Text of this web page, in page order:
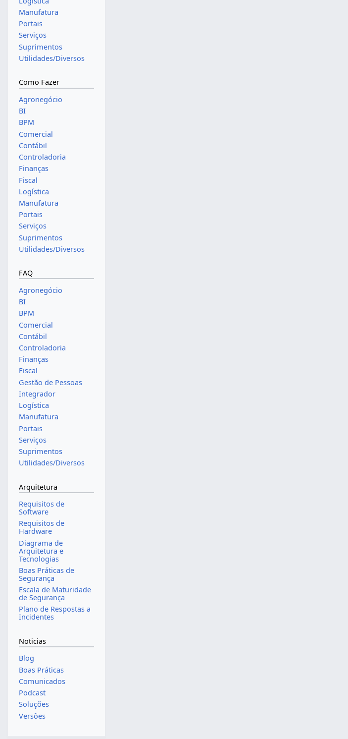
Manufatura
Portais
Serviços
Suprimentos
Utilidades/Diversos
Como Fazer
Agronegócio
BI
BPM
Comercial
Contábil
Controladoria
Finanças
Fiscal
Logística
Manufatura
Portais
Serviços
Suprimentos
Utilidades/Diversos
FAQ
Agronegócio
BI
BPM
Comercial
Contábil
Controladoria
Finanças
Fiscal
Gestão de Pessoas
Integrador
Logística
Manufatura
Portais
Serviços
Suprimentos
Utilidades/Diversos
Arquitetura
Requisitos de
Software
Requisitos de
Hardware
Diagrama de
Arquitetura e
Tecnologias
Boas Práticas de
Segurança
Escala de Maturidade
de Segurança
Plano de Respostas a
Incidentes
Noticias
Blog
Boas Práticas
Comunicados
Podcast
Soluções
Versões